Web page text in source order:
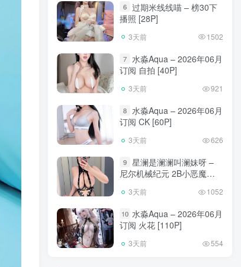
6 过期米线线喵 – 榜30下
播照 [28P]
3天前 1502
7
水淼Aqua – 2026年06月
订阅 自拍 [40P]
3天前 921
8
水淼Aqua – 2026年06月
订阅 CK [60P]
3天前 626
9 星澜是澜澜叫澜妹呀 –
尼尔机械纪元 2B小恶魔
3天前 1052
10 水淼Aqua – 2026年06月
订阅 火花 [110P]
3天前 554